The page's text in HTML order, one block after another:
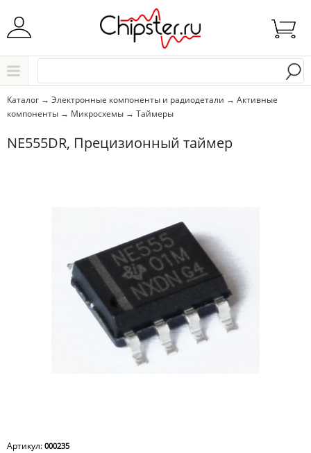
Начните водить название города..
Выбрать
Каталог → Электронные компоненты и радиодетали → Активные
компоненты → Микросхемы → Таймеры
NE555DR, Прецизионный таймер
Артикул: 000235